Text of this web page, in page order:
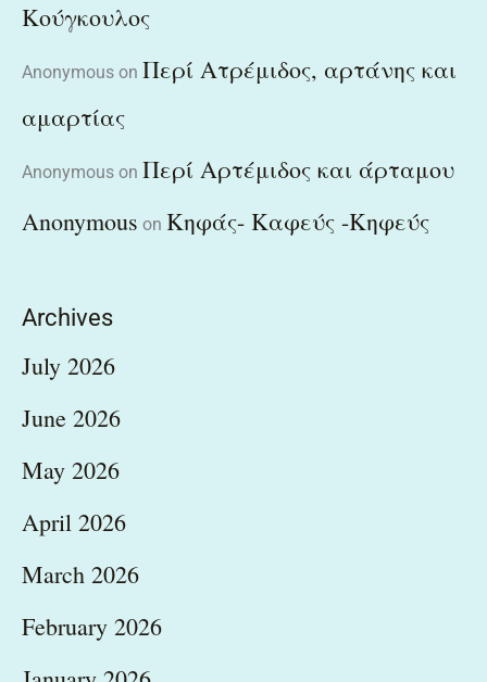
Κούγκουλος
Anonymous on Περί Ατρέμιδος, αρτάνης και
αμαρτίας
Anonymous on Περί Αρτέμιδος και άρταμου
Anonymous on Κηφάς- Καφεύς -Κηφεύς
Archives
July 2026
June 2026
May 2026
April 2026
March 2026
February 2026